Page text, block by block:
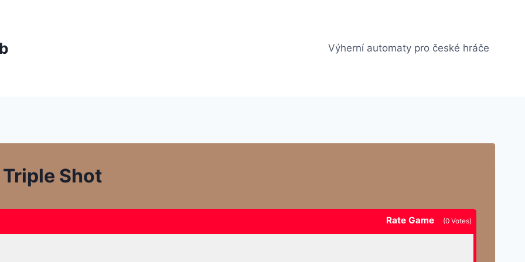
Výherní automaty pro české hráče
Shot
Rate Game (0 Votes)